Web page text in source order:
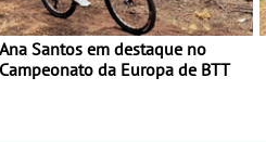
Ana Santos em destaque no
Campeonato da Europa de BTT